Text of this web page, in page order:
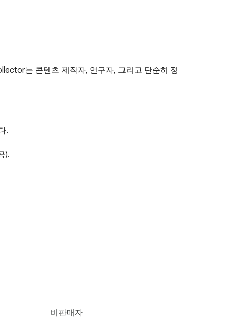
는 콘텐츠 제작자, 연구자, 그리고 단순히 정
.
).
다.
비판매자